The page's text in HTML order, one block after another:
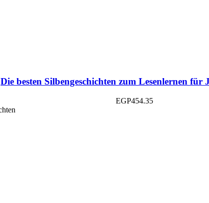
Die besten Silbengeschichten zum Lesenlernen für
EGP454.35